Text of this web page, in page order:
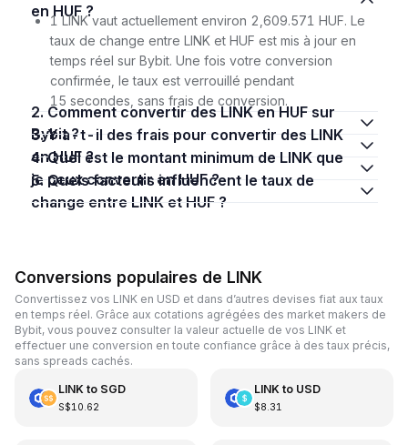
en HUF ?
1 LINK vaut actuellement environ 2,609.571 HUF. Le
taux de change entre LINK et HUF est mis à jour en
temps réel sur Bybit. Une fois votre conversion
confirmée, le taux est verrouillé pendant
15 secondes, sans frais de conversion.
2. Comment convertir des LINK en HUF sur
Bybit ?
3. Y a-t-il des frais pour convertir des LINK
en HUF ?
4. Quel est le montant minimum de LINK que
je peux convertir en HUF ?
5. Quels facteurs influencent le taux de
change entre LINK et HUF ?
Conversions populaires de LINK
Convertissez vos LINK en USD et dans d’autres devises fiat aux taux
en temps réel. Grâce aux cotations agrégées des market makers de
Bybit, vous pouvez consulter la valeur actuelle de vos LINK et
effectuer une conversion en toute confiance grâce à des taux précis,
sans spreads cachés.
LINKto SGD
S$10.62
LINKto USD
$8.31